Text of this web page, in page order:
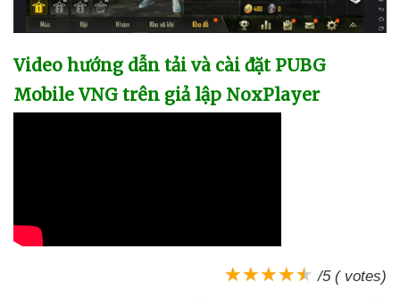
Video hướng dẫn tải và cài đặt PUBG
Mobile VNG trên giả lập NoxPlayer
/5 ( votes)